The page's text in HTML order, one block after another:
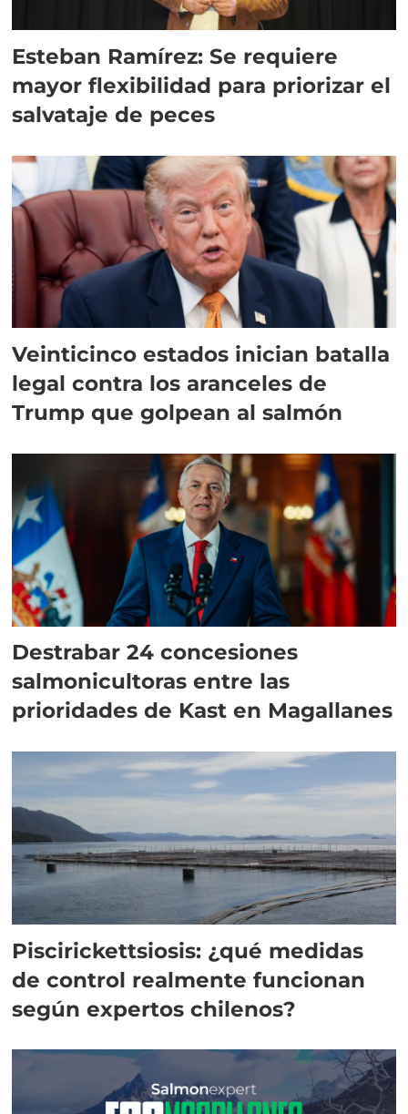
Esteban Ramírez: Se requiere
mayor flexibilidad para priorizar el
salvataje de peces
Veinticinco estados inician batalla
legal contra los aranceles de
Trump que golpean al salmón
Destrabar 24 concesiones
salmonicultoras entre las
prioridades de Kast en Magallanes
Piscirickettsiosis: ¿qué medidas
de control realmente funcionan
según expertos chilenos?